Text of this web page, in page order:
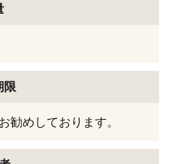
限
勧めしております。